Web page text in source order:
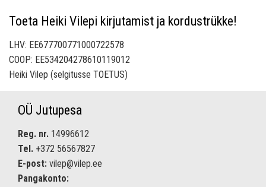
Toeta Heiki Vilepi kirjutamist ja kordustrükke!
LHV: EE677700771000722578
COOP: EE534204278610119012
Heiki Vilep (selgitusse TOETUS)
OÜ Jutupesa
Reg. nr. 14996612
Tel. +372 56567827
E-post: vilep@vilep.ee
Pangakonto: